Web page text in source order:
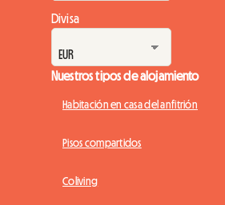
Divisa
Nuestros tipos de alojamiento
Habitación en casa del anfitrión
Pisos compartidos
Coliving